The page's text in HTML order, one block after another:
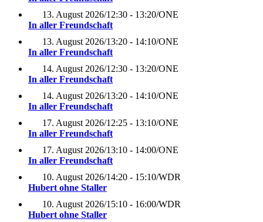
13. August 2026/12:30 - 13:20/ONE
In aller Freundschaft
13. August 2026/13:20 - 14:10/ONE
In aller Freundschaft
14. August 2026/12:30 - 13:20/ONE
In aller Freundschaft
14. August 2026/13:20 - 14:10/ONE
In aller Freundschaft
17. August 2026/12:25 - 13:10/ONE
In aller Freundschaft
17. August 2026/13:10 - 14:00/ONE
In aller Freundschaft
10. August 2026/14:20 - 15:10/WDR
Hubert ohne Staller
10. August 2026/15:10 - 16:00/WDR
Hubert ohne Staller